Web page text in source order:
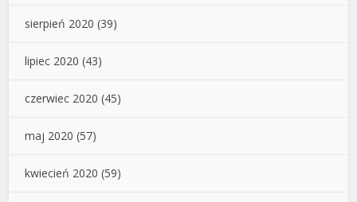
sierpień 2020 (39)
lipiec 2020 (43)
czerwiec 2020 (45)
maj 2020 (57)
kwiecień 2020 (59)